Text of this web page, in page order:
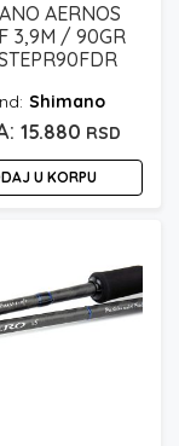
AERNOS
3,9M / 90GR
Shimano
15.880 RSD
U KORPU